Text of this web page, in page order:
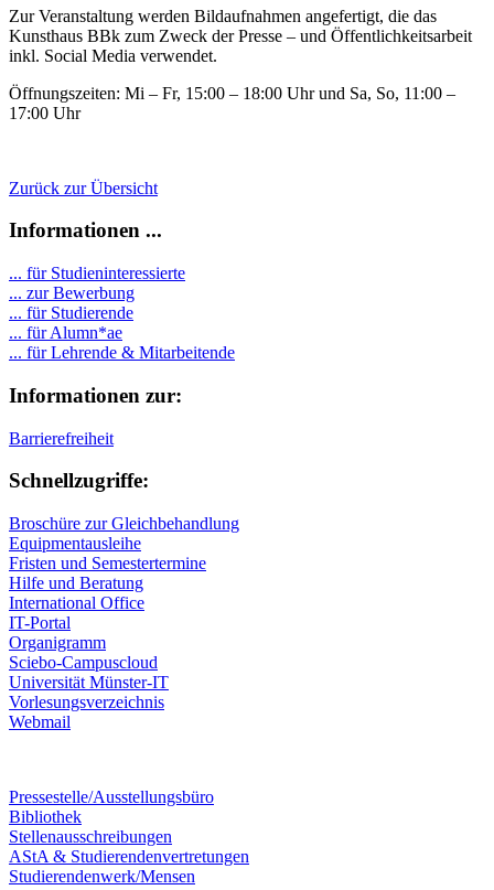
Zur Veranstaltung werden Bildaufnahmen angefertigt, die das
Kunsthaus BBk zum Zweck der Presse – und Öffentlichkeitsarbeit
inkl. Social Media verwendet.
Öffnungszeiten: Mi – Fr, 15:00 – 18:00 Uhr und Sa, So, 11:00 –
17:00 Uhr
Zurück zur Übersicht
Informationen ...
... für Studieninteressierte
... zur Bewerbung
... für Studierende
... für Alumn*ae
... für Lehrende & Mitarbeitende
Informationen zur:
Barrierefreiheit
Schnellzugriffe:
Broschüre zur Gleichbehandlung
Equipmentausleihe
Fristen und Semestertermine
Hilfe und Beratung
International Office
IT-Portal
Organigramm
Sciebo-Campuscloud
Universität Münster-IT
Vorlesungsverzeichnis
Webmail
Pressestelle/Ausstellungsbüro
Bibliothek
Stellenausschreibungen
AStA & Studierendenvertretungen
Studierendenwerk/Mensen